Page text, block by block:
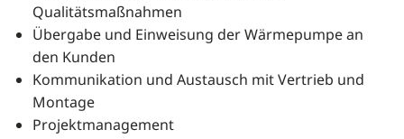
Qualitätsmaßnahmen
Übergabe und Einweisung der Wärmepumpe an
den Kunden
Kommunikation und Austausch mit Vertrieb und
Montage
Projektmanagement